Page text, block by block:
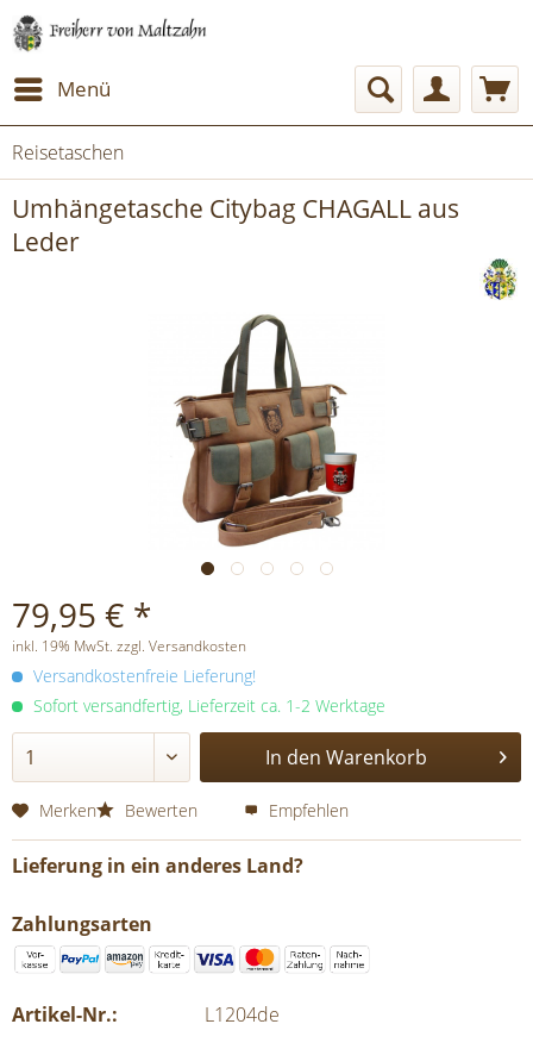
Menü
Reisetaschen
Umhängetasche Citybag CHAGALL aus
Leder
79,95 € *
inkl. 19% MwSt. zzgl. Versandkosten
Versandkostenfreie Lieferung!
Sofort versandfertig, Lieferzeit ca. 1-2 Werktage
In den Warenkorb
Merken Bewerten Empfehlen
Lieferung in ein anderes Land?
Zahlungsarten
Artikel-Nr.: L1204de